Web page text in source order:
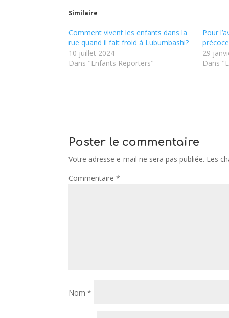
Similaire
Comment vivent les enfants dans la
rue quand il fait froid à Lubumbashi?
10 juillet 2024
Dans "Enfants Reporters"
Pour
29
Dans
Poster le commentaire
Votre adresse e-mail ne sera pas publiée. Les
Commentaire*
Nom*